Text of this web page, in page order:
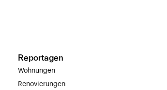
Reportagen
Wohnungen
Renovierungen